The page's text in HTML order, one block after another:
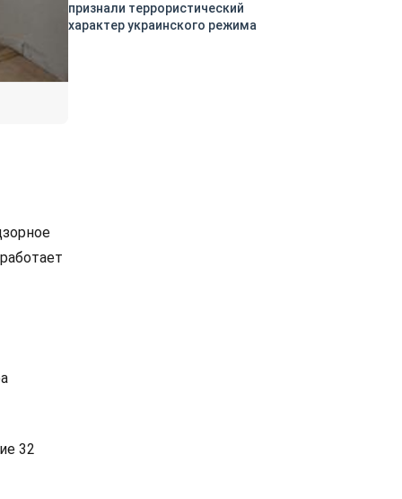
32
признали террористический
характер украинского режима